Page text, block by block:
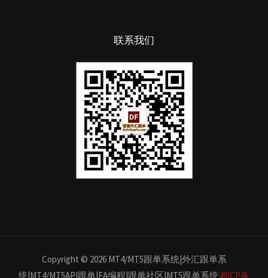
联系我们
Copyright © 2026 MT4/MT5跟单系统|外汇跟单系
统|MT4/MT5API跟单|EA编程|跟单社区|MT5跟单系统湘ICP备